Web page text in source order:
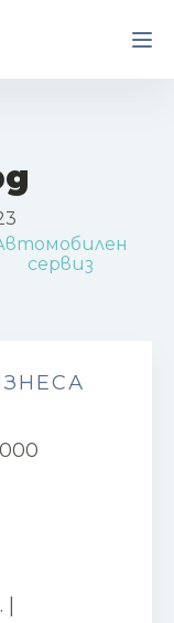
сервиз